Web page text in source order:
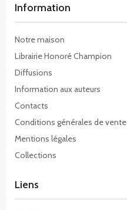
Information
Notre maison
Librairie Honoré Champion
Diffusions
Information aux auteurs
Contacts
Conditions générales de vente
Mentions légales
Collections
Liens